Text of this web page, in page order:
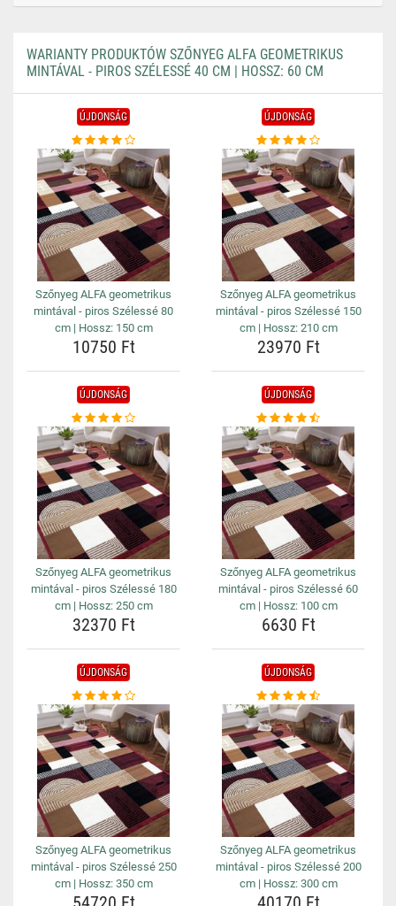
WARIANTY PRODUKTÓW SZŐNYEG ALFA GEOMETRIKUS
MINTÁVAL - PIROS SZÉLESSÉ 40 CM | HOSSZ: 60 CM
ÚJDONSÁG
Szőnyeg ALFA geometrikus
mintával - piros Szélessé 80
cm | Hossz: 150 cm
10750 Ft
ÚJDONSÁG
Szőnyeg ALFA geometrikus
mintával - piros Szélessé 150
cm | Hossz: 210 cm
23970 Ft
ÚJDONSÁG
Szőnyeg ALFA geometrikus
mintával - piros Szélessé 180
cm | Hossz: 250 cm
32370 Ft
ÚJDONSÁG
Szőnyeg ALFA geometrikus
mintával - piros Szélessé 60
cm | Hossz: 100 cm
6630 Ft
ÚJDONSÁG
Szőnyeg ALFA geometrikus
mintával - piros Szélessé 250
cm | Hossz: 350 cm
ÚJDONSÁG
Szőnyeg ALFA geometrikus
mintával - piros Szélessé 200
cm | Hossz: 300 cm